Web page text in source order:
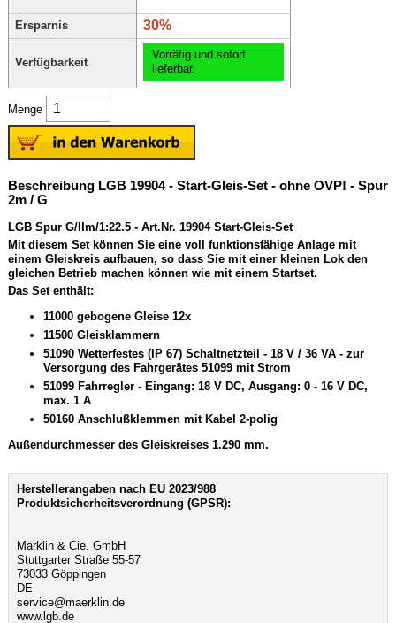
Ersparnis 30%
Verfügbarkeit
Vorrätig und sofort
lieferbar.
Menge
Beschreibung LGB 19904 - Start-Gleis-Set - ohne OVP! - Spur
2m / G
LGB Spur G/IIm/1:22.5 - Art.Nr. 19904 Start-Gleis-Set
Mit diesem Set können Sie eine voll funktionsfähige Anlage mit
einem Gleiskreis aufbauen, so dass Sie mit einer kleinen Lok den
gleichen Betrieb machen können wie mit einem Startset.
Das Set enthält:
11000 gebogene Gleise 12x
11500 Gleisklammern
51090 Wetterfestes (IP 67) Schaltnetzteil - 18 V / 36 VA - zur
Versorgung des Fahrgerätes 51099 mit Strom
51099 Fahrregler - Eingang: 18 V DC, Ausgang: 0 - 16 V DC,
max. 1 A
50160 Anschlußklemmen mit Kabel 2-polig
Außendurchmesser des Gleiskreises 1.290 mm.
Herstellerangaben nach EU 2023/988
Produktsicherheitsverordnung (GPSR):
Märklin & Cie. GmbH
Stuttgarter Straße 55-57
73033 Göppingen
DE
service@maerklin.de
www.lgb.de